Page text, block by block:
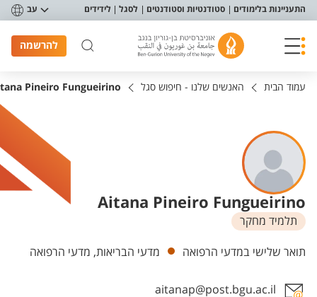
תפריט נגישות
התעניינות בלימודים סטודנטיות וסטודנטים לסגל לידידים עב
להרשמה
עמוד הבית האנשים שלנו - חיפוש סגל Pineiro Fungueirino
Aitana Pineiro Fungueirino
תלמיד מחקר
יחידות
תואר שלישי במדעי הרפואה מדעי הבריאות, מדעי הרפואה
aitanap@post.bgu.ac.il